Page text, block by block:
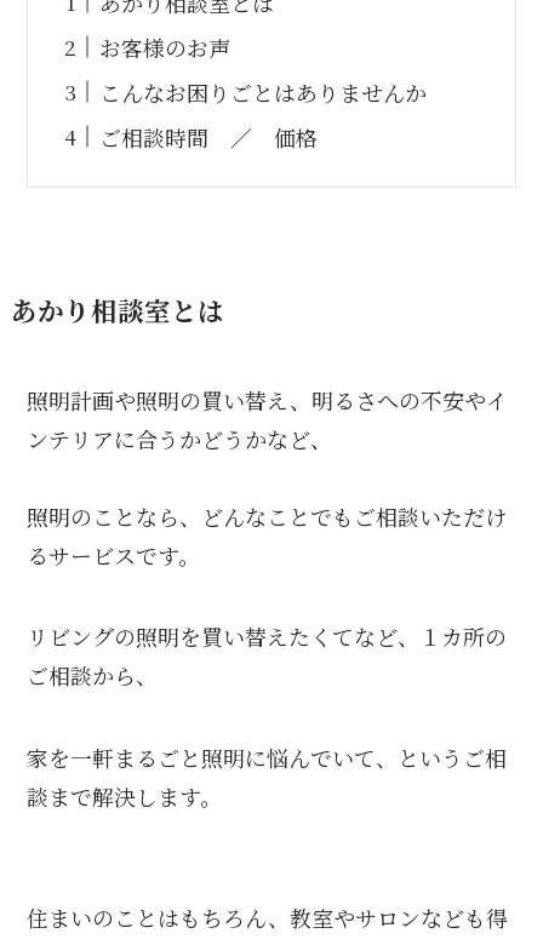
お客様のお声
こんなお困りごとはありませんか
ご相談時間 ／ 価格
あかり相談室とは
照明計画や照明の買い替え、明るさへの不安やイ
ンテリアに合うかどうかなど、
照明のことなら、どんなことでもご相談いただけ
るサービスです。
リビングの照明を買い替えたくてなど、１カ所の
ご相談から、
家を一軒まるごと照明に悩んでいて、というご相
談まで解決します。
住まいのことはもちろん、教室やサロンなども得